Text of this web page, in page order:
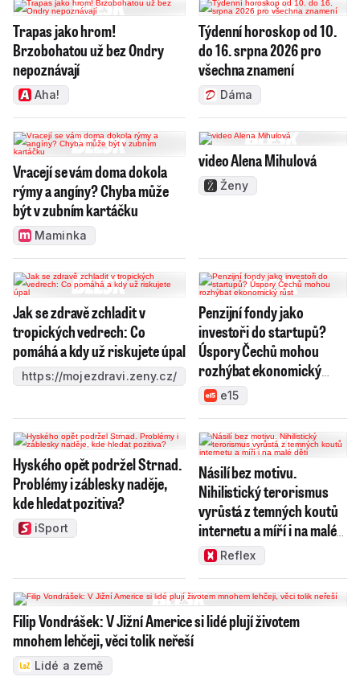
Trapas jako hrom!
Brzobohatou už bez Ondry
nepoznávají
Aha!
Týdenní horoskop od 10.
do 16. srpna 2026 pro
všechna znamení
Dáma
Vracejí se vám doma dokola
rýmy a angíny? Chyba může
být v zubním kartáčku
Maminka
video Alena Mihulová
Ženy
Jak se zdravě zchladit v
tropických vedrech: Co
pomáhá a kdy už riskujete úpal
https://mojezdravi.zeny.cz/
Penzijní fondy jako
investoři do startupů?
Úspory Čechů mohou
rozhýbat ekonomický
růste15
Hyského opět podržel Strnad.
Problémy i záblesky naděje,
kde hledat pozitiva?
iSport
Násilí bez motivu.
Nihilistický terorismus
vyrůstá z temných koutů
internetu a míří i na malé
dětiReflex
Filip Vondrášek: V Jižní Americe si lidé plují životem
mnohem lehčeji, věci tolik neřeší
Lidé a země